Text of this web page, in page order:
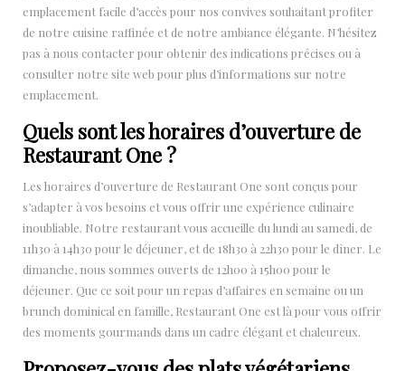
emplacement facile d’accès pour nos convives souhaitant profiter
de notre cuisine raffinée et de notre ambiance élégante. N’hésitez
pas à nous contacter pour obtenir des indications précises ou à
consulter notre site web pour plus d’informations sur notre
emplacement.
Quels sont les horaires d’ouverture de
Restaurant One ?
Les horaires d’ouverture de Restaurant One sont conçus pour
s’adapter à vos besoins et vous offrir une expérience culinaire
inoubliable. Notre restaurant vous accueille du lundi au samedi, de
11h30 à 14h30 pour le déjeuner, et de 18h30 à 22h30 pour le dîner. Le
dimanche, nous sommes ouverts de 12h00 à 15h00 pour le
déjeuner. Que ce soit pour un repas d’affaires en semaine ou un
brunch dominical en famille, Restaurant One est là pour vous offrir
des moments gourmands dans un cadre élégant et chaleureux.